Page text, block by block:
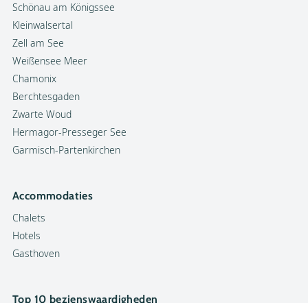
Schönau am Königssee
Kleinwalsertal
Zell am See
Weißensee Meer
Chamonix
Berchtesgaden
Zwarte Woud
Hermagor-Presseger See
Garmisch-Partenkirchen
Accommodaties
Chalets
Hotels
Gasthoven
Top 10 bezienswaardigheden